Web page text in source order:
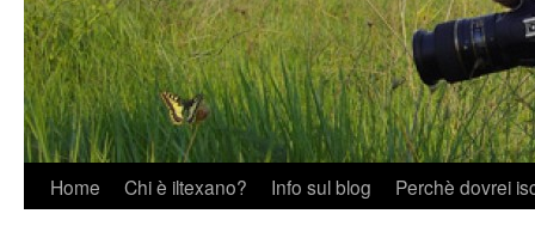
Home Chi è iltexano? Info sul blog Perchè dovrei